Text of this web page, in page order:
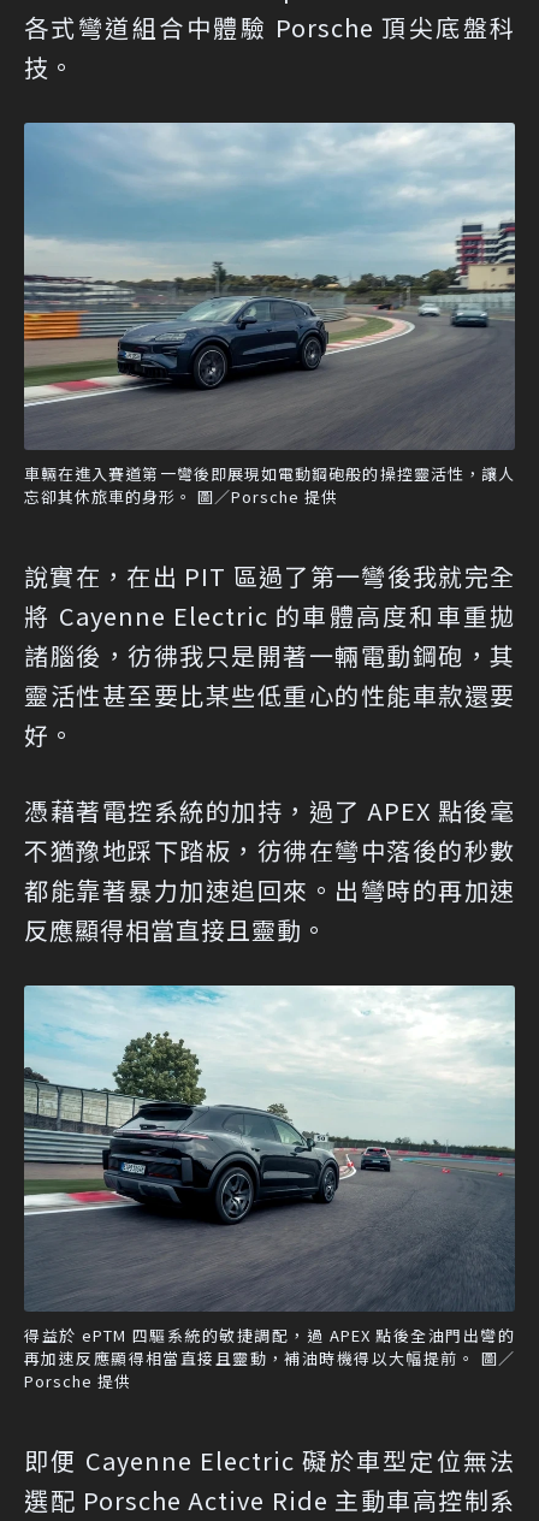
各式彎道組合中體驗 Porsche 頂尖底盤科
技。
車輛在進入賽道第一彎後即展現如電動鋼砲般的操控靈活性，讓人
忘卻其休旅車的身形。 圖／Porsche 提供
說實在，在出 PIT 區過了第一彎後我就完全
將 Cayenne Electric 的車體高度和車重拋
諸腦後，彷彿我只是開著一輛電動鋼砲，其
靈活性甚至要比某些低重心的性能車款還要
好。
憑藉著電控系統的加持，過了 APEX 點後毫
不猶豫地踩下踏板，彷彿在彎中落後的秒數
都能靠著暴力加速追回來。出彎時的再加速
反應顯得相當直接且靈動。
得益於 ePTM 四驅系統的敏捷調配，過 APEX 點後全油門出彎的
再加速反應顯得相當直接且靈動，補油時機得以大幅提前。 圖／
Porsche 提供
即便 Cayenne Electric 礙於車型定位無法
選配 Porsche Active Ride 主動車高控制系